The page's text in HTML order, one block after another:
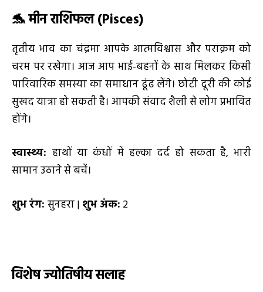
🐬 मीन राशिफल (Pisces)
तृतीय भाव का चंद्रमा आपके आत्मविश्वास और पराक्रम को
चरम पर रखेगा। आज आप भाई-बहनों के साथ मिलकर किसी
पारिवारिक समस्या का समाधान ढूंढ लेंगे। छोटी दूरी की कोई
सुखद यात्रा हो सकती है। आपकी संवाद शैली से लोग प्रभावित
होंगे।
स्वास्थ्य: हाथों या कंधों में हल्का दर्द हो सकता है, भारी
सामान उठाने से बचें।
शुभ रंग: सुनहरा | शुभ अंक: 2
विशेष ज्योतिषीय सलाह